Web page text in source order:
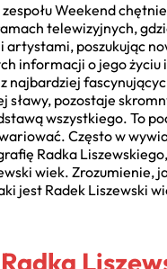
Weekend
telewizyjnych,
artystami, poszukując
informacji o jego życiu
najbardziej
sławy, pozostaje
wszystkiego. To
Często w
Radka
wiek. Zrozumienie,
jest Radek Liszewski